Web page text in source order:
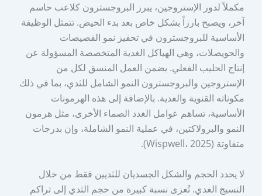
مكملاً لدور الإستروجين، يبرز البروجسترون كلاعب حاسم
آخر، ويصبح بارزاً بشكل خاص بعد بدء الحيض. تتمثل الوظيفة
الأساسية للبروجسترون في تحفيز نمو الفصيصات
والحويصلات، وهي الهياكل الغدية المتخصصة المسؤولة عن
إنتاج الحليب الفعلي. يضمن العمل المنسق لكل من
الإستروجين والبروجسترون النمو الشامل للثدي، بما في ذلك
مكوناته القنوية والغدية. بالإضافة إلى هذه الهرمونات
الأساسية، تساهم عوامل الغدد الصماء الأخرى، مثل هرمون
النمو والبرولاكتين، في عملية النمو الشاملة، وإن بدرجات
متفاوتة (Wispwell، 2025).
لا يحدد الحجم والشكل الجسديان للثديين فقط من خلال
النسيج الغدي. تُعزى نسبة كبيرة من حجم الثدي إلى تراكم